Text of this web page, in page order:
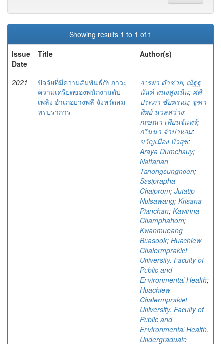
Showing results 1 to 1 of 1
Issue
Date
Title Author(s)
2021
ปัจจัยที่มีความสัมพันธ์กับภาวะ
ความเครียดของพนักงานดับ
เพลิง อำเภอบางพลี จังหวัดสม
ทรปราการ
อารยา ดำช่วย; ณัฐฐ
นันท์ ทนงสูงเนิน; ศศิ
ประภา ชัยพรหม; จุฑา
ทิพย์ นวลสว่าง;
กฤษณา เพียนจันทร์;
กวินนา จำปาหอม;
ขวัญเมือง บัวสุข;
Araya Dumchauy;
Nattanan
Tanongsungnoen;
Sasiprapha
Chaiprom; Jutatip
Nulsawang; Krisana
Pianchan; Kawinna
Champhahom;
Kwanmueang
Buasook; Huachiew
Chalermprakiet
University. Faculty of
Public and
Environmental Health;
Huachiew
Chalermprakiet
University. Faculty of
Public and
Environmental Health.
Undergraduate